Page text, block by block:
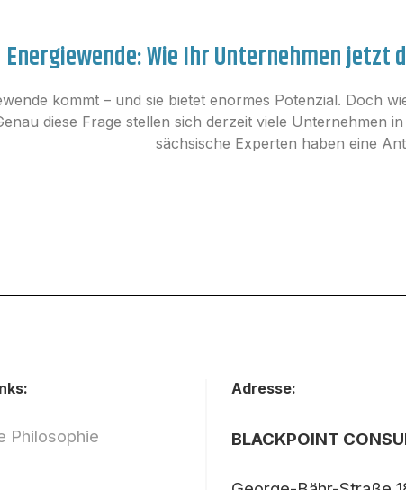
Energiewende: Wie Ihr Unternehmen
kommt – und sie bietet enormes Potenzial. Doch
diese Frage stellen sich derzeit viele Unternehmen
sächsische Experten haben eine
Philosophie
Adresse:
BLACKPOINT